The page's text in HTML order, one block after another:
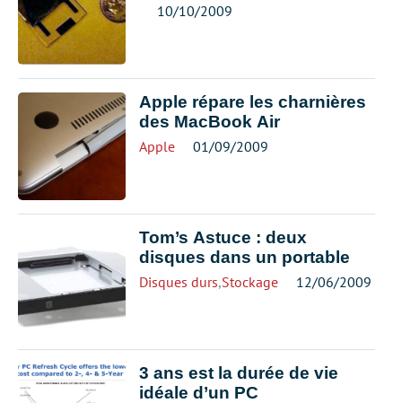
10/10/2009
Apple répare les charnières
des MacBook Air
Apple 01/09/2009
Tom’s Astuce : deux
disques dans un portable
Disques durs,Stockage 12/06/2009
3 ans est la durée de vie
idéale d’un PC